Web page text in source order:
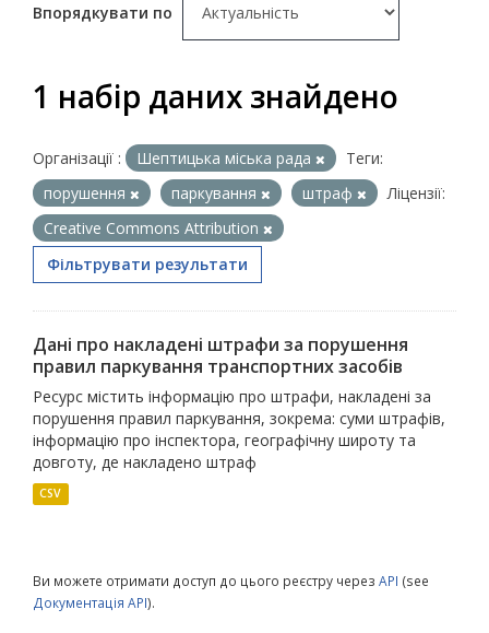
Впорядкувати по
1 набір даних знайдено
Організації : Шептицька міська рада
Теги:
порушення
паркування штраф
Ліцензії:
Creative Commons Attribution
Фільтрувати результати
Дані про накладені штрафи за порушення
правил паркування транспортних засобів
Ресурс містить інформацію про штрафи, накладені за
порушення правил паркування, зокрема: суми штрафів,
інформацію про інспектора, географічну широту та
довготу, де накладено штраф
CSV
Ви можете отримати доступ до цього реєстру через API (see
Документація API).